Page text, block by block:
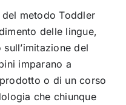
metodo Toddler
delle lingue,
del
imparano a
o di un corso
che chiunque